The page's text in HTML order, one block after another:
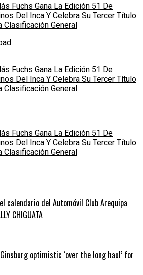
Fuchs Gana La Edición 51 De
Del Inca Y Celebra Su Tercer Título
Clasificación General
Fuchs Gana La Edición 51 De
Del Inca Y Celebra Su Tercer Título
Clasificación General
Fuchs Gana La Edición 51 De
Del Inca Y Celebra Su Tercer Título
Clasificación General
calendario del Automóvil Club Arequipa
CHIGUATA
optimistic ‘over the long haul’ for